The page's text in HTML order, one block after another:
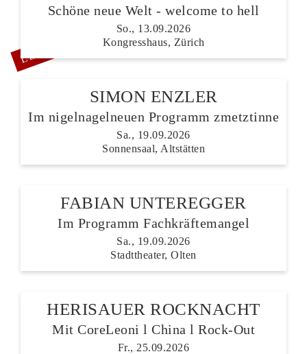
LETZTE TICKETS
Schöne neue Welt - welcome to hell
So., 13.09.2026
Kongresshaus, Zürich
SIMON ENZLER
Im nigelnagelneuen Programm zmetztinne
Sa., 19.09.2026
Sonnensaal, Altstätten
FABIAN UNTEREGGER
Im Programm Fachkräftemangel
Sa., 19.09.2026
Stadttheater, Olten
HERISAUER ROCKNACHT
Mit CoreLeoni l China l Rock-Out
Fr., 25.09.2026